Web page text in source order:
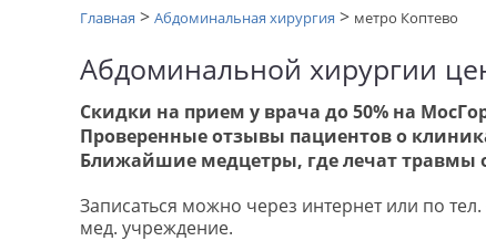
Главная > Абдоминальная хирургия > метро Коптево
Абдоминальной хирургии
Скидки на прием у врача до 50% на
Проверенные отзывы пациентов о
Ближайшие медцетры, где лечат травмы
Записаться можно через интернет или по
мед. учреждение.